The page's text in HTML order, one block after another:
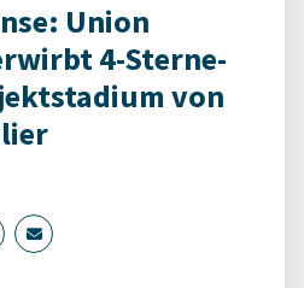
Union
4-Sterne-
von